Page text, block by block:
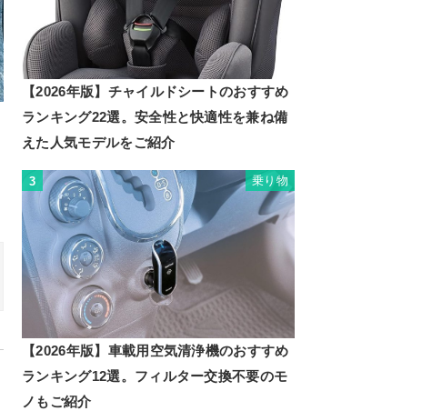
【2026年版】チャイルドシートのおすすめ
ランキング22選。安全性と快適性を兼ね備
えた人気モデルをご紹介
3 乗り物
【2026年版】車載用空気清浄機のおすすめ
ランキング12選。フィルター交換不要のモ
ノもご紹介